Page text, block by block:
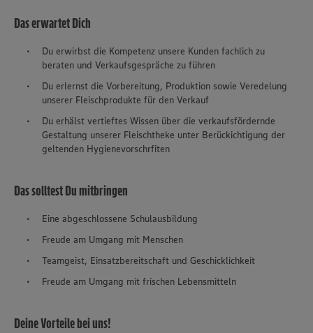
Das erwartet Dich
Du erwirbst die Kompetenz unsere Kunden fachlich zu
beraten und Verkaufsgespräche zu führen
Du erlernst die Vorbereitung, Produktion sowie Veredelung
unserer Fleischprodukte für den Verkauf
Du erhälst vertieftes Wissen über die verkaufsfördernde
Gestaltung unserer Fleischtheke unter Berückichtigung der
geltenden Hygienevorschrfiten
Das solltest Du mitbringen
Eine abgeschlossene Schulausbildung
Freude am Umgang mit Menschen
Teamgeist, Einsatzbereitschaft und Geschicklichkeit
Freude am Umgang mit frischen Lebensmitteln
Deine Vorteile bei uns!